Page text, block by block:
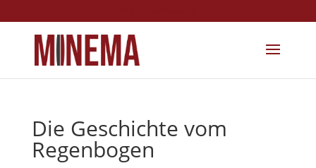
Die Geschichte vom
Regenbogen